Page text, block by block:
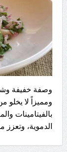
وصفة خفيفة
ومميزاً لا يخلو
بالفيتامينات
الدموية،